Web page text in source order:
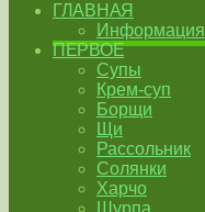
ГЛАВНАЯ
Информация
ПЕРВОЕ
Супы
Крем-суп
Борщи
Щи
Рассольник
Солянки
Харчо
Шурпа